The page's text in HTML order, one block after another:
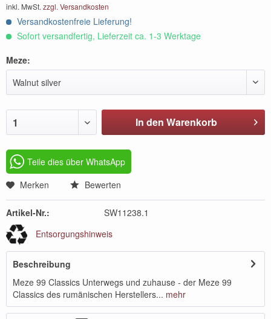
inkl. MwSt. zzgl. Versandkosten
Versandkostenfreie Lieferung!
Sofort versandfertig, Lieferzeit ca. 1-3 Werktage
Meze:
Walnut silver
1 In den Warenkorb
Teile dies über WhatsApp
Merken
Bewerten
Artikel-Nr.:
SW11238.1
Entsorgungshinweis
Beschreibung
Meze 99 Classics Unterwegs und zuhause - der Meze 99
Classics des rumänischen Herstellers... mehr